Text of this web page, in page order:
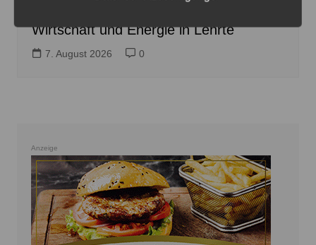
Wirtschaft und Energie in Lehrte
7. August 2026 0
Anzeige